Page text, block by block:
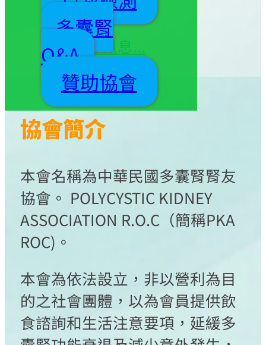
多囊腎
Q&A
贊助協會
事同仁 敬邀
更多協會訊息...
協會簡介
本會名稱為中華民國多囊腎腎友
協會。 POLYCYSTIC KIDNEY
ASSOCIATION R.O.C（簡稱PKA
ROC)。
本會為依法設立，非以營利為目
的之社會團體，以為會員提供飲
食諮詢和生活注意要項，延緩多